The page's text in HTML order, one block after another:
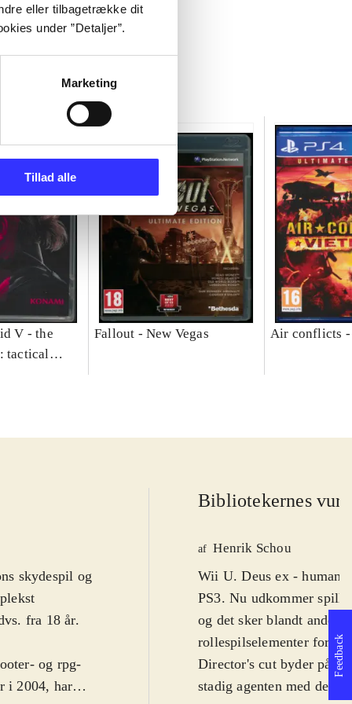
eller tilbagetrække dit
under ”Detaljer”.
Marketing
Tillad alle
V - the
tactical
Fallout - New Vegas Air conflicts -
skydespil og
fra 18 år.
og rpg-
i 2004, har
Bibliotekernes
af Henrik Schou
Wii U. Deus ex - human
PS3. Nu udkommer
og det sker blandt andet
rollespilselementer for
Director's cut byder på
stadig agenten med det
Feedback